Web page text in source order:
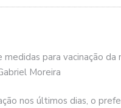
medidas para vacinação
Moreira
nos últimos dias, o